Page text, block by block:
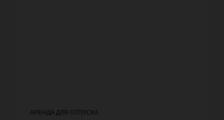
АРЕНДА ДЛЯ ОТПУСКА